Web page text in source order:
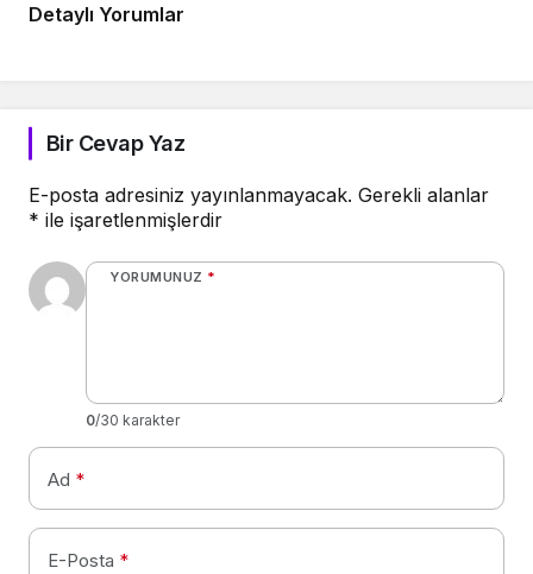
Detaylı Yorumlar
Bir Cevap Yaz
E-posta adresiniz yayınlanmayacak. Gerekli alanlar
* ile işaretlenmişlerdir
YORUMUNUZ *
0/30 karakter
Ad *
E-Posta *